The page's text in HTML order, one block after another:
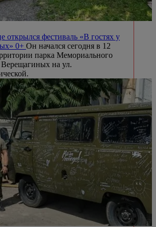
открылся фестиваль «В гостях у
0+ Он начался сегодня в 12
парка Мемориального
Верещагиных на ул.